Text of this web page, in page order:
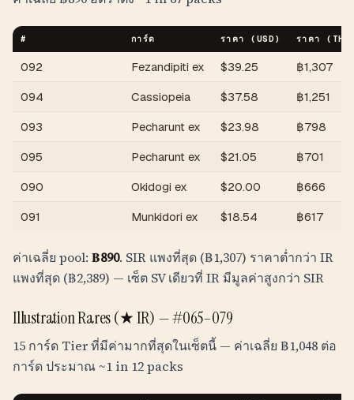
# การ์ด ราคา (USD) ราคา ( THB
092 Fezandipiti ex $39.25 ฿1,307
094
Cassiopeia $37.58 ฿1,251
093
Pecharunt ex $23.98 ฿798
095
Pecharunt ex $21.05 ฿701
090
Okidogi ex $20.00 ฿666
091
Munkidori ex $18.54 ฿617
ค่าเฉลี่ย pool: ฿890. SIR แพงที่สุด (฿1,307) ราคาต่ำกว่า IR
แพงที่สุด (฿2,389) — เซ็ต SV เดียวที่ IR มีมูลค่าสูงกว่า SIR
Illustration Rares (★ IR) —#065–079
15 การ์ด Tier ที่มีค่ามากที่สุดในเซ็ตนี้ — ค่าเฉลี่ย ฿1,048 ต่อ
การ์ด ประมาณ ~1 in 12 packs